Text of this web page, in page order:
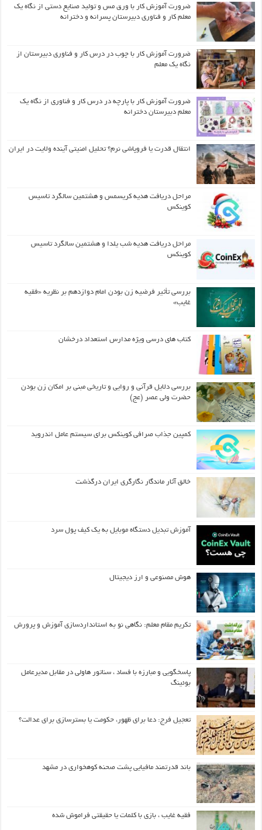
ضرورت آموزش کار با ورق مس و تولید صنایع دستی از نگاه یک
معلم کار و فناوری دبیرستان پسرانه و دخترانه
ضرورت آموزش کار با چوب در درس کار و فناوری دبیرستان از
نگاه یک معلم
ضرورت آموزش کار با پارچه در درس کار و فناوری از نگاه یک
معلم دبیرستان دخترانه
انتقال قدرت یا فروپاشی نرم؟ تحلیل امنیتی آینده ولایت در ایران
مراحل دریافت هدیه کریسمس و هشتمین سالگرد تاسیس
کوینکس
مراحل دریافت هدیه شب یلدا و هشتمین سالگرد تاسیس
کوینکس
بررسی تأثیر فرضیه زن بودن امام دوازدهم بر نظریه «فقیه
غایب»
کتاب های درسی ویژه مدارس استعداد درخشان
بررسی دلایل قرآنی و روایی و تاریخی مبنی بر امکان زن بودن
حضرت ولی عصر (عج)
کمپین جذاب صرافی کوینکس برای سیستم عامل اندروید
خالق آثار ماندگار نگارگری ایران درگذشت
آموزش تبدیل دستگاه موبایل به یک کیف‌ پول سرد
هوش مصنوعی و ارز دیجیتال
تکریم مقام معلم: نگاهی نو به استانداردسازی آموزش و پرورش
پاسخگویی و مبارزه با فساد ، سناتور هاولی در مقابل مدیرعامل
بوئینگ
تعجیل فرج: دعا برای ظهور، حکومت یا بسترسازی برای عدالت؟
باند قدرتمند مافیایی پشت صحنه کوهخواری در مشهد
فقیه غایب ، بازی با کلمات یا حقیقتی فراموش شده